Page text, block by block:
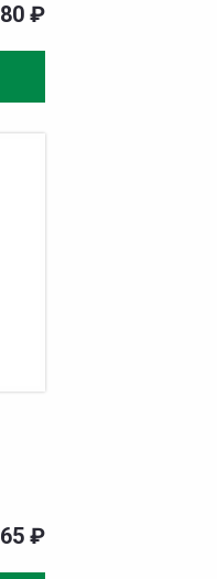
80 ₽
65 ₽